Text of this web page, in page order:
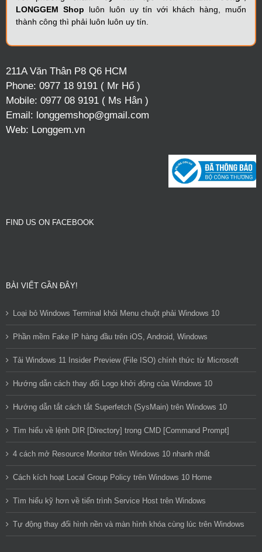
LONGGEM Shop luôn luôn uy tín với khách hàng, muốn
thành công thì phải luôn luôn uy tín.
211A Văn Thân P8 Q6 HCM
Phone: 0977 18 9191 ( Mr Hổ )
Mobile: 0977 08 9191 ( Ms Hân )
Email: longgemshop@gmail.com
Web: Longgem.vn
FIND US ON FACEBOOK
BÀI VIẾT GẦN ĐÂY!
Loại bỏ Windows Terminal khỏi Menu chuột phải Windows 10
Phần mềm Fake IP hàng đầu trên iOS, Android, Windows
Tải Windows 11 Insider Preview (File ISO) chính thức từ Microsoft
Hướng dẫn cách thay đổi Logo khởi động của Windows 10
Hướng dẫn tắt cách tắt Superfetch (SysMain) trên Windows 10
Tìm hiểu về lệnh DIR [Directory] trong CMD [Command Prompt]
4 cách mở Resource Monitor trên Windows 10 nhanh nhất
Cách kích hoạt Local Group Policy trên Windows 10 Home
Tìm hiểu kỹ hơn về tiến trình Service Host trên Windows
Tự động thay đổi hình nền và màn hình khóa cùng lúc trên Windows